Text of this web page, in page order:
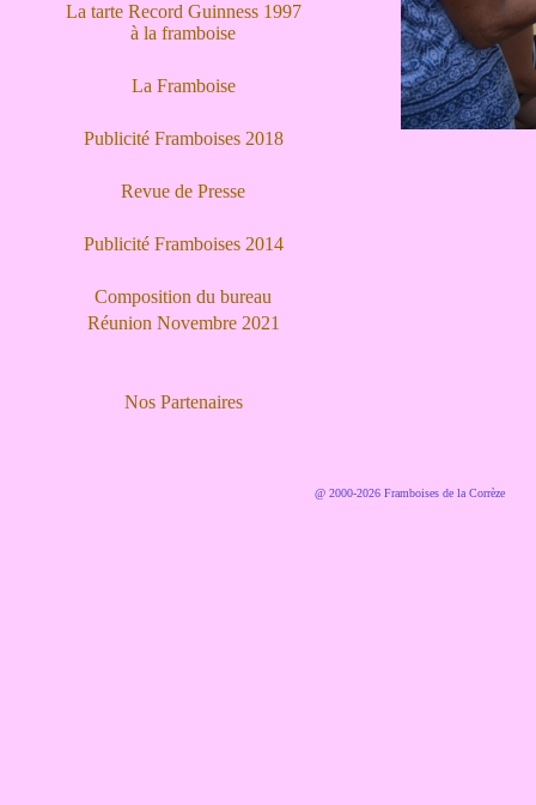
La tarte Record Guinness 1997
à la framboise
La Framboise
Publicité Framboises 2018
Revue de Presse
Publicité Framboises 2014
Composition du bureau
Réunion Novembre 2021
Nos Partenaires
@ 2000-2026 Framboises de la Corrèze